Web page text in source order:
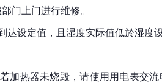
门上门进行维修。
达设定值，且湿度实际值低於湿度
加热器未烧毁，请使用用电表交